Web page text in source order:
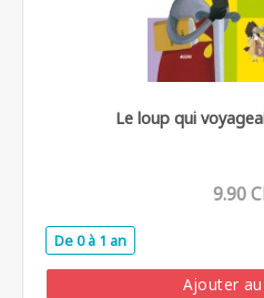
Le loup qui
9.90
De 0 à 1 an
Ajouter